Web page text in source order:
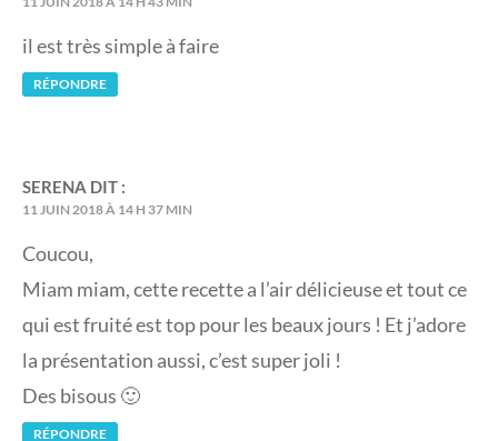
il est très simple à faire
RÉPONDRE
SERENA DIT :
11 JUIN 2018 À 14 H 37 MIN
Coucou,
Miam miam, cette recette a l’air délicieuse et tout ce
qui est fruité est top pour les beaux jours ! Et j’adore
la présentation aussi, c’est super joli !
Des bisous 🙂
RÉPONDRE